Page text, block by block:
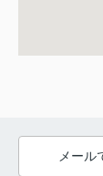
メール